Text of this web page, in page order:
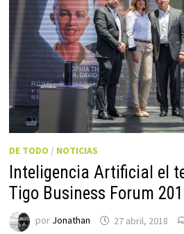
DE TODO / NOTICIAS
Inteligencia Artificial el
Tigo Business Forum
por Jonathan 27 abril, 2018